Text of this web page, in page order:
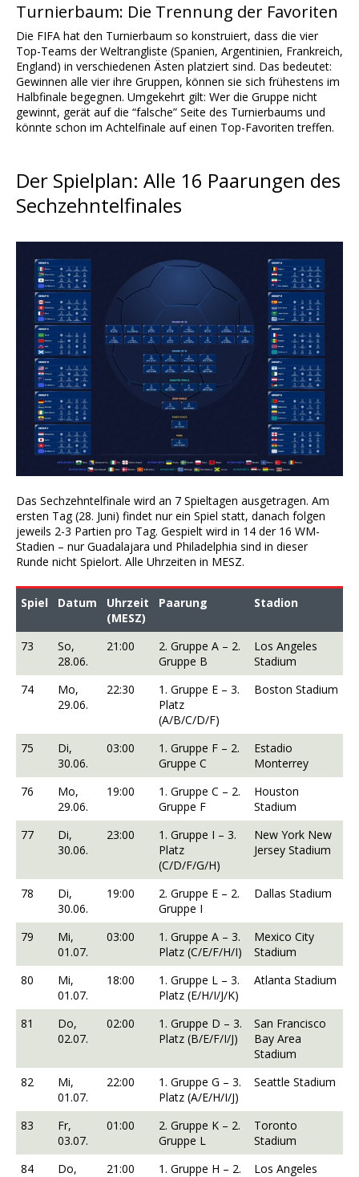
Turnierbaum: Die Trennung der Favoriten
Die FIFA hat den Turnierbaum so konstruiert, dass die vier
Top-Teams der Weltrangliste (Spanien, Argentinien, Frankreich,
England) in verschiedenen Ästen platziert sind. Das bedeutet:
Gewinnen alle vier ihre Gruppen, können sie sich frühestens im
Halbfinale begegnen. Umgekehrt gilt: Wer die Gruppe nicht
gewinnt, gerät auf die “falsche” Seite des Turnierbaums und
könnte schon im Achtelfinale auf einen Top-Favoriten treffen.
Der Spielplan: Alle 16 Paarungen des
Sechzehntelfinales
Das Sechzehntelfinale wird an 7 Spieltagen ausgetragen. Am
ersten Tag (28. Juni) findet nur ein Spiel statt, danach folgen
jeweils 2-3 Partien pro Tag. Gespielt wird in 14 der 16 WM-
Stadien – nur Guadalajara und Philadelphia sind in dieser
Runde nicht Spielort. Alle Uhrzeiten in MESZ.
Spiel Datum
Uhrzeit
(MESZ)
Paarung Stadion
73
So,
28.06.
21:00
2. Gruppe A – 2.
Gruppe B
Los Angeles
Stadium
74
Mo,
29.06.
22:30
1. Gruppe E – 3.
Platz
(A/B/C/D/F)
Boston Stadium
75
Di,
30.06.
03:00
1. Gruppe F – 2.
Gruppe C
Estadio
Monterrey
76
Mo,
29.06.
19:00
1. Gruppe C – 2.
Gruppe F
Houston
Stadium
77
Di,
30.06.
23:00
1. Gruppe I – 3.
Platz
(C/D/F/G/H)
New York New
Jersey Stadium
78
Di,
30.06.
19:00
2. Gruppe E – 2.
Gruppe I
Dallas Stadium
79
Mi,
01.07.
03:00
1. Gruppe A – 3.
Platz (C/E/F/H/I)
Mexico City
Stadium
80
Mi,
01.07.
18:00
1. Gruppe L – 3.
Platz (E/H/I/J/K)
Atlanta Stadium
81
Do,
02.07.
02:00
1. Gruppe D – 3.
Platz (B/E/F/I/J)
San Francisco
Bay Area
Stadium
82
Mi,
01.07.
22:00
1. Gruppe G – 3.
Platz (A/E/H/I/J)
Seattle Stadium
83
Fr,
03.07.
01:00
2. Gruppe K – 2.
Gruppe L
Toronto
Stadium
84
Do,
21:00
1. Gruppe H – 2.
Los Angeles